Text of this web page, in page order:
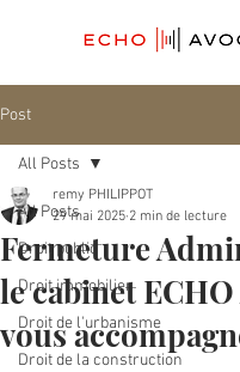
Post
All Posts
Droit public
Droit immobilier
Droit de l'urbanisme
Droit de la construction
All Posts
Fermeture
le cabinet ECHO
vous
remy PHILIPPOT
29 mai 2025 2 min de lecture